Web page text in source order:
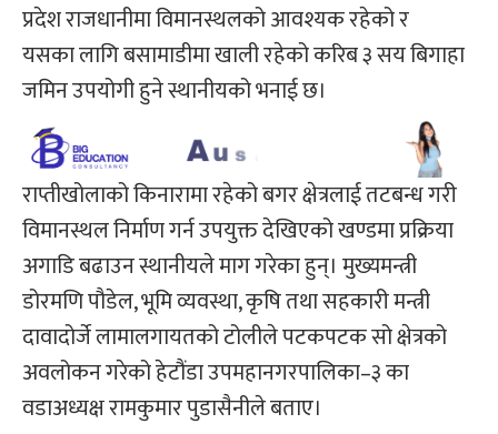
प्रदेश राजधानीमा विमानस्थलको आवश्यक रहेको र
यसका लागि बसामाडीमा खाली रहेको करिब ३ सय बिगाहा
जमिन उपयोगी हुने स्थानीयको भनाई छ।
राप्तीखोलाको किनारामा रहेको बगर क्षेत्रलाई तटबन्ध गरी
विमानस्थल निर्माण गर्न उपयुक्त देखिएको खण्डमा प्रक्रिया
अगाडि बढाउन स्थानीयले माग गरेका हुन्। मुख्यमन्त्री
डोरमणि पौडेल, भूमि व्यवस्था, कृषि तथा सहकारी मन्त्री
दावादोर्जे लामालगायतको टोलीले पटकपटक सो क्षेत्रको
अवलोकन गरेको हेटौंडा उपमहानगरपालिका–३ का
वडाअध्यक्ष रामकुमार पुडासैनीले बताए।